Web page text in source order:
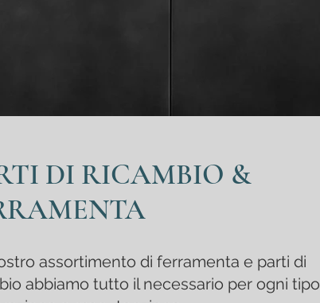
DI RICAMBIO &
assortimento di ferramenta e parti di
abbiamo tutto il necessario per ogni tipo